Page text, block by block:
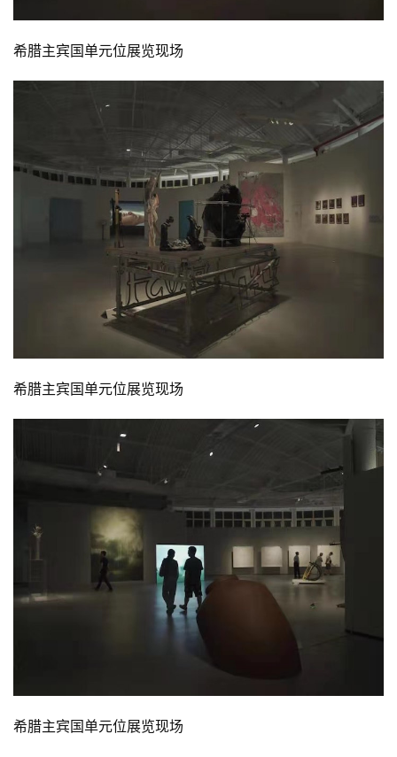
希腊主宾国单元位展览现场
希腊主宾国单元位展览现场
希腊主宾国单元位展览现场